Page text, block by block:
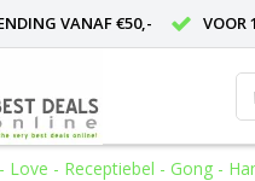
VANAF €50,- VOOR
Love - Receptiebel - Gong -